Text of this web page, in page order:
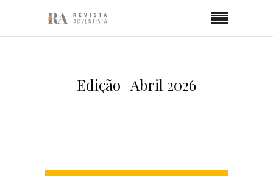
Edição | Abril 2026